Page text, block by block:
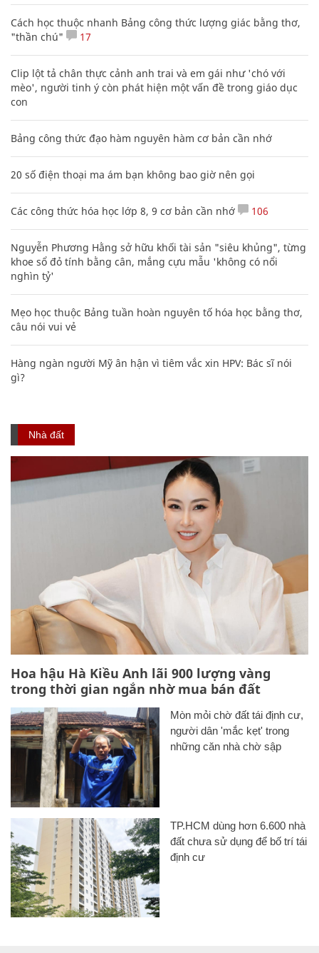
Cách học thuộc nhanh Bảng công thức lượng giác bằng thơ,
"thần chú"
17
Clip lột tả chân thực cảnh anh trai và em gái như 'chó với
mèo', người tinh ý còn phát hiện một vấn đề trong giáo dục
con
Bảng công thức đạo hàm nguyên hàm cơ bản cần nhớ
20 số điện thoại ma ám bạn không bao giờ nên gọi
Các công thức hóa học lớp 8, 9 cơ bản cần nhớ 106
Nguyễn Phương Hằng sở hữu khối tài sản "siêu khủng", từng
khoe sổ đỏ tính bằng cân, mắng cựu mẫu 'không có nổi
nghìn tỷ'
Mẹo học thuộc Bảng tuần hoàn nguyên tố hóa học bằng thơ,
câu nói vui vẻ
Hàng ngàn người Mỹ ân hận vì tiêm vắc xin HPV: Bác sĩ nói
gì?
Nhà đất
Hoa hậu Hà Kiều Anh lãi 900 lượng vàng
trong thời gian ngắn nhờ mua bán đất
Mòn mỏi chờ đất tái định cư,
người dân 'mắc kẹt' trong
những căn nhà chờ sập
TP.HCM dùng hơn 6.600 nhà
đất chưa sử dụng để bố trí tái
định cư